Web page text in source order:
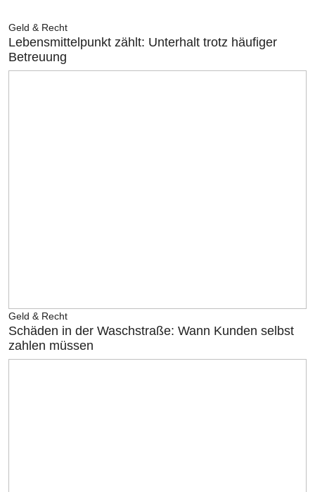
Geld & Recht
Lebensmittelpunkt zählt: Unterhalt trotz häufiger
Betreuung
Geld & Recht
Schäden in der Waschstraße: Wann Kunden selbst
zahlen müssen